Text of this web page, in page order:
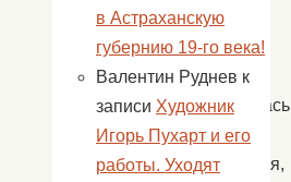
У
каждого
она
получилась
яркая,
красочная,
в Астраханскую
губернию 19-го века!
Валентин Руднев к
записи Художник
Игорь Пухарт и его
работы. Уходят